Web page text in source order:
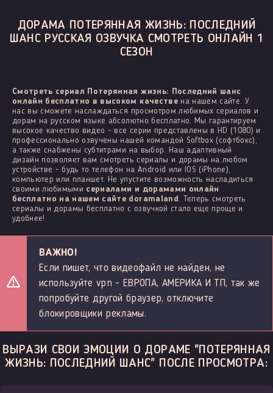
ДОРАМА ПОТЕРЯННАЯ ЖИЗНЬ: ПОСЛЕДНИЙ
ШАНС РУССКАЯ ОЗВУЧКА СМОТРЕТЬ ОНЛАЙН 1
СЕЗОН
Смотреть сериал Потерянная жизнь: Последний шанс
онлайн бесплатно в высоком качествена нашем сайте. У
нас вы сможете наслаждаться просмотром любимых сериалов и
дорам на русском языке абсолютно бесплатно. Мы гарантируем
высокое качество видео - все серии представлены в HD (1080) и
профессионально озвучены нашей командой Softbox (софтбокс),
а также снабжены субтитрами на выбор. Наш адаптивный
дизайн позволяет вам смотреть сериалы и дорамы на любом
устройстве - будь то телефон на Android или IOS (iPhone),
компьютер или планшет. Не упустите возможность насладиться
своими любимыми сериалами и дорамами онлайн
бесплатно на нашем сайте doramaland . Теперь смотреть
сериалы и дорамы бесплатно с озвучкой стало еще проще и
удобнее!
ВАЖНО!
Если пишет, что видеофайл не найден, не
используйте vpn - ЕВРОПА, АМЕРИКА И ТП, так же
попробуйте другой браузер, отключите
блокировщики рекламы.
ВЫРАЗИ СВОИ ЭМОЦИИ О ДОРАМЕ "ПОТЕРЯННАЯ
ЖИЗНЬ: ПОСЛЕДНИЙ ШАНС" ПОСЛЕ ПРОСМОТРА: